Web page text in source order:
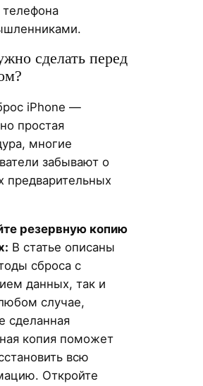
телефона
сделать перед
iPhone —
простая
многие
забывают о
предварительных
резервную копию
В статье описаны
сброса с
данных, так и
случае,
сделанная
копия поможет
всю
Откройте